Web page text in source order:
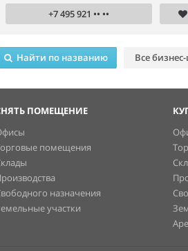
+7 495 921 •• ••
Найти по названию Все
ПОМЕЩЕНИЕ
помещения
назначения
участки